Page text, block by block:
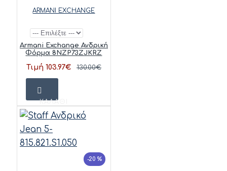
ARMANI EXCHANGE
Armani Exchange Ανδρική
Φόρμα 8NZP73ZJKRZ
Τιμή 103.97€ 130.00€
ΚΑΛΆΘΙ
-20 %